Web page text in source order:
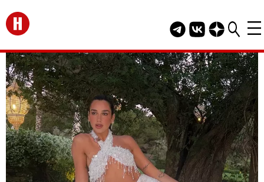
Перейти на главную
Telegram канал
Группа HELLO
Канал